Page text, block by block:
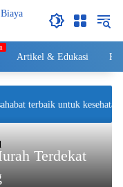
Artikel & Edukasi
terbaik untuk kesehatan
Terdekat